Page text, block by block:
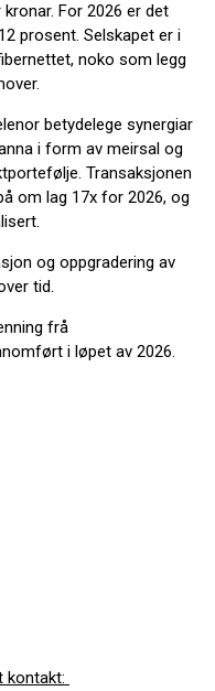
For 2026 er det
prosent. Selskapet er i
noko som legg
betydelege synergiar
i form av meirsal og
Transaksjonen
om lag 17x for 2026, og
og oppgradering av
tid.
frå
i løpet av 2026.
kontakt: